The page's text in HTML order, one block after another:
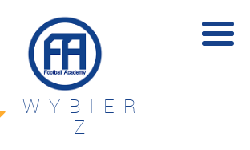
WYBIER
Z